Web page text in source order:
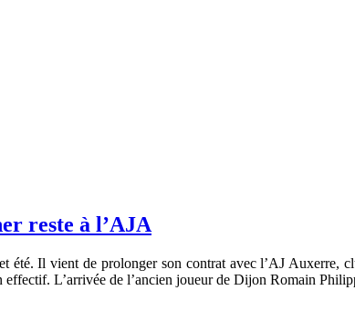
reste à l’AJA
été. Il vient de prolonger son contrat avec l’AJ Auxerre,
effectif. L’arrivée de l’ancien joueur de Dijon Romain